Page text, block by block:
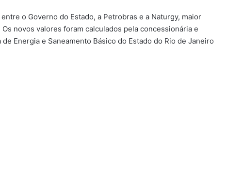
o Governo do Estado, a Petrobras e a Naturgy, maior
novos valores foram calculados pela concessionária e
Energia e Saneamento Básico do Estado do Rio de Janeiro